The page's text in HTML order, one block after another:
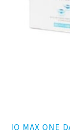
IO MAX ONE